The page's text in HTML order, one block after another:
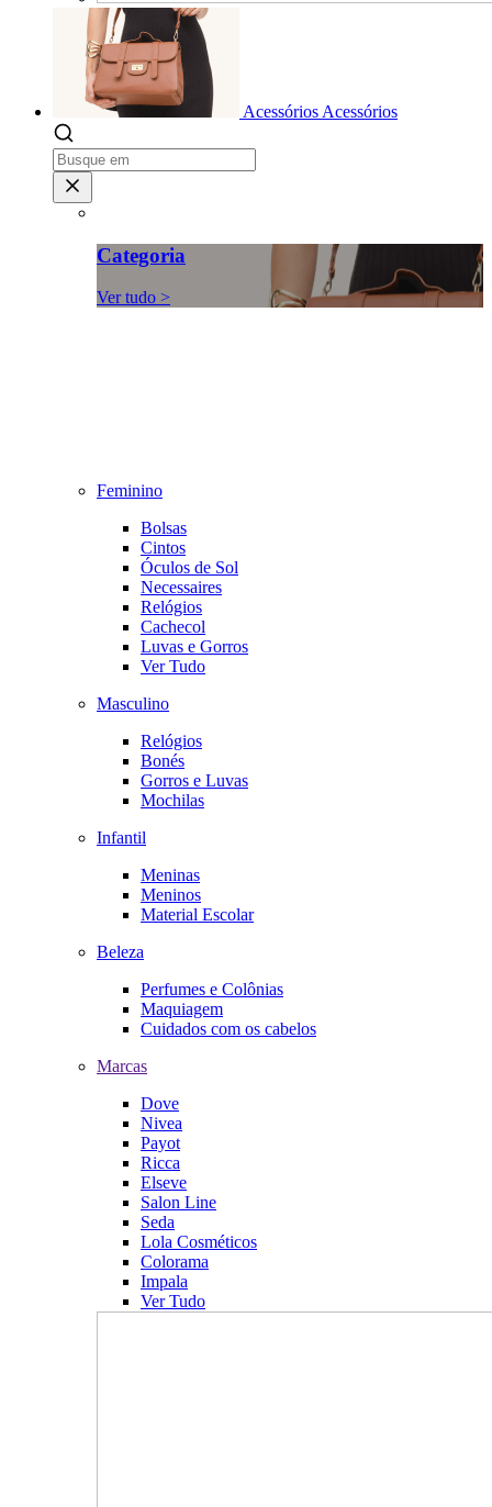
Acessórios Acessórios
Categoria
Ver tudo >
Feminino
Bolsas
Cintos
Óculos de Sol
Necessaires
Relógios
Cachecol
Luvas e Gorros
Ver Tudo
Masculino
Relógios
Bonés
Gorros e Luvas
Mochilas
Infantil
Meninas
Meninos
Material Escolar
Beleza
Perfumes e Colônias
Maquiagem
Cuidados com os cabelos
Marcas
Dove
Nivea
Payot
Ricca
Elseve
Salon Line
Seda
Lola Cosméticos
Colorama
Impala
Ver Tudo